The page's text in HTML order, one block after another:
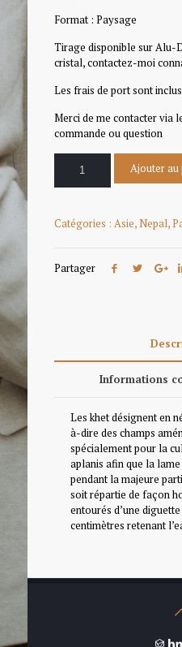
Format : Paysage
Tirage disponible sur Alu-
cristal, contactez-moi
Les frais de port sont
Merci de me contacter via
commande ou question
Ajouter au
Catégories : Asie,Nepal,
Partager
Informations
Les khet désignent en
à-dire des champs
spécialement pour la
aplanis afin que la lame
pendant la majeure
soit répartie de façon
entourés d’une
centimètres retenant